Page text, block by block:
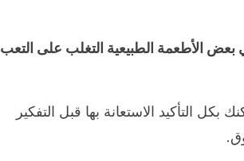
الأطعمة الطبيعية التغلب على التعب
يمكنك بكل التأكيد الاستعانة بها قبل التفكير